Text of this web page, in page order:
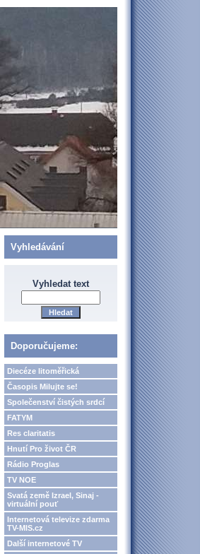
Vyhledávání
Vyhledat text
Doporučujeme:
Diecéze litoměřická
Časopis Milujte se!
Společenství čistých srdcí
FATYM
Res claritatis
Hnutí Pro život ČR
Rádio Proglas
TV NOE
Svatá země Izrael, Sinaj -
virtuální pouť
Internetová televize zdarma
TV-MIS.cz
Další internetové TV